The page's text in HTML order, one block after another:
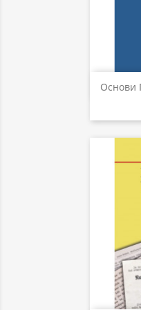
Основи
